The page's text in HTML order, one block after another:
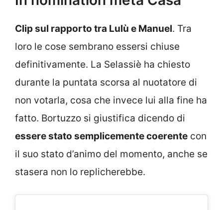
Clip sul rapporto tra Lulù e Manuel. Tra
loro le cose sembrano essersi chiuse
definitivamente. La Selassiè ha chiesto
durante la puntata scorsa al nuotatore di
non votarla, cosa che invece lui alla fine ha
fatto. Bortuzzo si giustifica dicendo di
essere stato semplicemente coerente con
il suo stato d’animo del momento, anche se
stasera non lo replicherebbe.